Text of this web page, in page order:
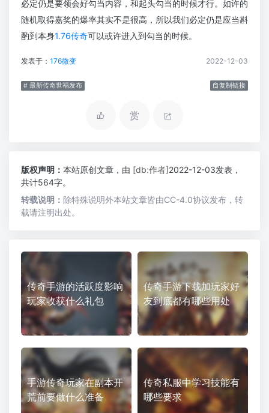
必定仍是要领会好勾当内容，和起头勾当的时候才行。如许的
随机取得嘉奖的爆率其实不是很高，所以我们必定仍是应当斟
酌到本身1.76传奇可以或许进入到勾当的时候。
发表于： 176微变 2022-12-03
# 最新传奇世福发布 复制链接
赏
版权声明： 本站原创文章，由 [db:作者]2022-12-03发表，
共计564字。
转载说明： 除特殊说明外本站文章皆由CC-4.0协议发布，转
载请注明出处。
传奇手游的活跃度影响
玩家收获什么礼包
传奇手游下载加玩家好
友到底都有哪些用处
手游传奇玩家在副本开
荒前要做什么准备
传奇私服中学习技能有
哪些要求